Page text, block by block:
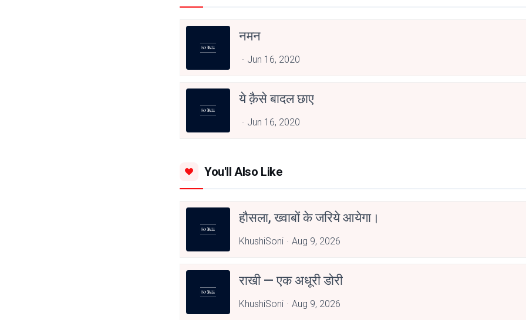
नमन
Jun 16, 2020
ये क़ैसे बादल छाए
Jun 16, 2020
You'll Also Like
हौसला, ख्वाबों के जरिये आयेगा।
KhushiSoni Aug 9, 2026
राखी — एक अधूरी डोरी
KhushiSoni Aug 9, 2026